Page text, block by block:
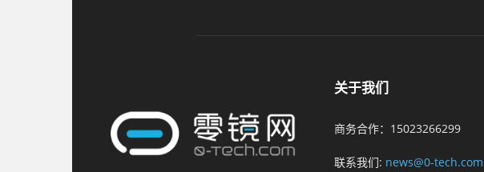
关于我们
商务合作：15023266299
联系我们: news@0-tech.com